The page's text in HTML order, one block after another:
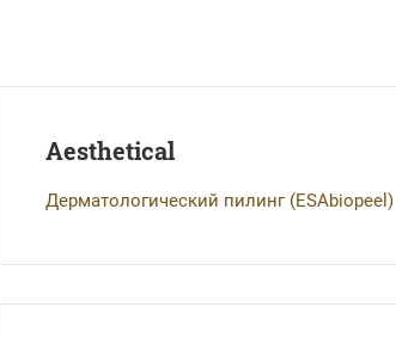
Aesthetical
Дерматологический пилинг (ESAbiopeel)